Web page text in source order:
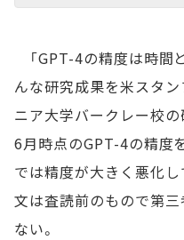
「GPT-4の精度は時間
んな研究成果を米スタ
ニア大学バークレー校
6月時点のGPT-4の精度
では精度が大きく悪化し
文は査読前のもので第
ない。